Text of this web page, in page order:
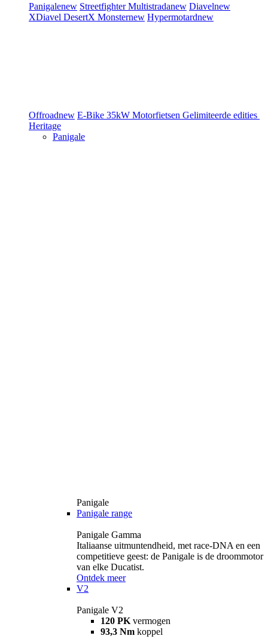
Panigalenew StreetfighterMultistradanew Diavelnew
XDiavel DesertX Monsternew Hypermotardnew
Offroadnew E-Bike 35kW Motorfietsen Gelimiteerde edities
Heritage
Panigale
Panigale
Panigale range
Panigale Gamma
Italiaanse uitmuntendheid, met race-DNA en een
competitieve geest: de Panigale is de droommotor
van elke Ducatist.
Ontdek meer
V2
Panigale V2
120 PK vermogen
93,3 Nm koppel